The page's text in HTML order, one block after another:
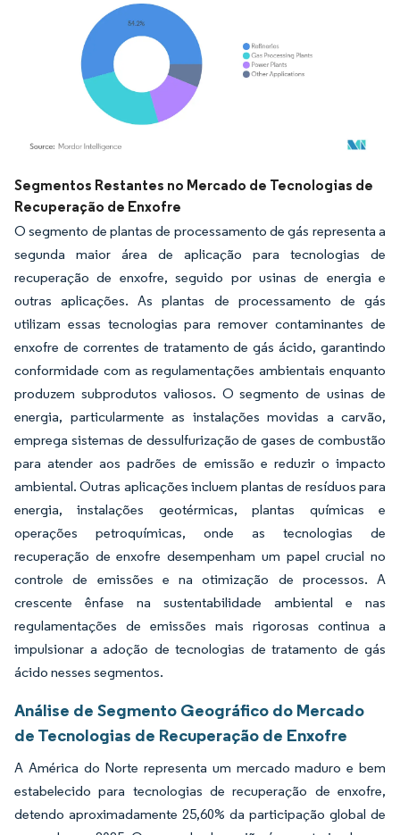
Imagem © Mordor Intelligence. O reuso requer atribuição conforme CC BY 4.0.
Segmentos Restantes no Mercado de Tecnologias de
Recuperação de Enxofre
O segmento de plantas de processamento de gás representa a
segunda maior área de aplicação para tecnologias de
recuperação de enxofre, seguido por usinas de energia e
outras aplicações. As plantas de processamento de gás
utilizam essas tecnologias para remover contaminantes de
enxofre de correntes de tratamento de gás ácido, garantindo
conformidade com as regulamentações ambientais enquanto
produzem subprodutos valiosos. O segmento de usinas de
energia, particularmente as instalações movidas a carvão,
emprega sistemas de dessulfurização de gases de combustão
para atender aos padrões de emissão e reduzir o impacto
ambiental. Outras aplicações incluem plantas de resíduos para
energia, instalações geotérmicas, plantas químicas e
operações petroquímicas, onde as tecnologias de
recuperação de enxofre desempenham um papel crucial no
controle de emissões e na otimização de processos. A
crescente ênfase na sustentabilidade ambiental e nas
regulamentações de emissões mais rigorosas continua a
impulsionar a adoção de tecnologias de tratamento de gás
ácido nesses segmentos.
Análise de Segmento Geográfico do Mercado
de Tecnologias de Recuperação de Enxofre
A América do Norte representa um mercado maduro e bem
estabelecido para tecnologias de recuperação de enxofre,
detendo aproximadamente 25,60% da participação global de